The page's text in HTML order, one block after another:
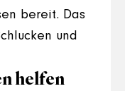
bereit. Das
und
helfen